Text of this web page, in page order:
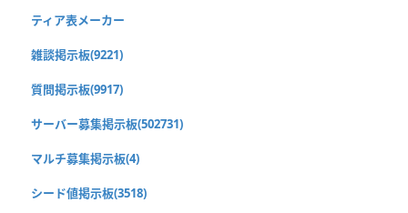
ティア表メーカー
雑談掲示板(9221)
質問掲示板(9917)
サーバー募集掲示板(502731)
マルチ募集掲示板(4)
シード値掲示板(3518)